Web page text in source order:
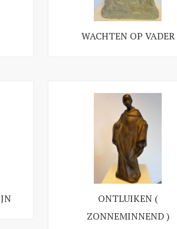
WACHTEN OP VADER
ONTLUIKEN (
ZONNEMINNEND )